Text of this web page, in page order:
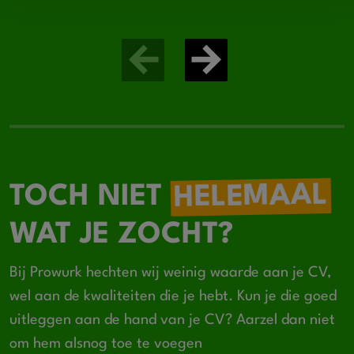
TOCH NIETHELEMAAL
WAT JE ZOCHT?
Bij Prowurk hechten wij weinig waarde aan je CV,
wel aan de kwaliteiten die je hebt. Kun je die goed
uitleggen aan de hand van je CV? Aarzel dan niet
om hem alsnog toe te voegen